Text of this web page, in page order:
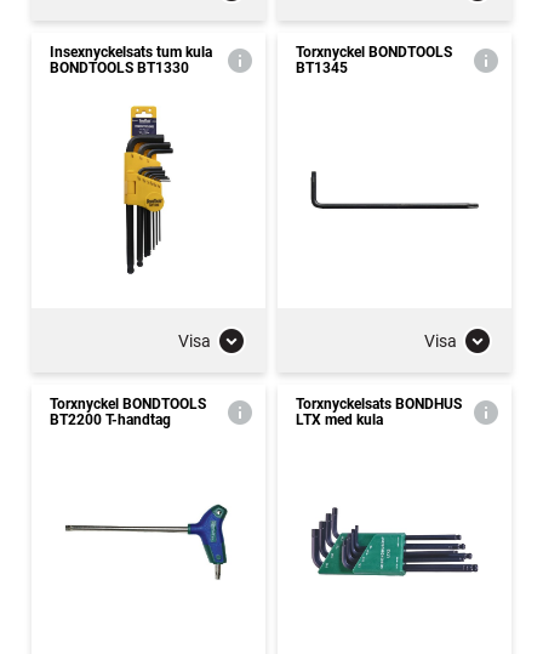
Insexnyckelsats tum kula
BONDTOOLS BT1330
Visa
Torxnyckel BONDTOOLS
BT1345
Visa
Torxnyckel BONDTOOLS
BT2200 T-handtag
Torxnyckelsats BONDHUS
LTX med kula